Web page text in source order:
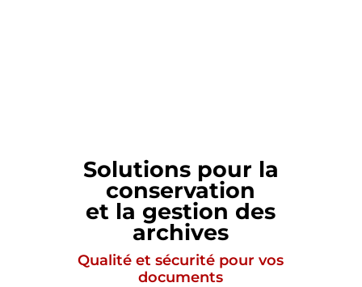
Solutions pour la
conservation
et la gestion des
archives
Qualité et sécurité pour vos
documents